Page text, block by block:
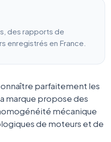
des rapports de
enregistrés en France.
parfaitement les
marque propose des
mécanique
de moteurs et de